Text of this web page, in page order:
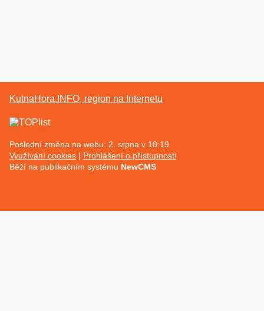
KutnaHora.INFO, region na Internetu
Poslední změna na webu: 2. srpna v 18:19
Využívání cookies
Prohlášení o přístupnosti
Běží na publikačním systému NewCMS